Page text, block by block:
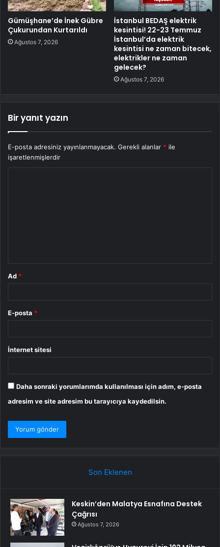
Gümüşhane’de İnek Gübre
Çukurundan Kurtarıldı
Ağustos 7, 2026
İstanbul BEDAŞ elektrik
kesintisi! 22-23 Temmuz
İstanbul’da elektrik
kesintisi ne zaman bitecek,
elektrikler ne zaman
gelecek?
Ağustos 7, 2026
Bir yanıt yazın
E-posta adresiniz yayınlanmayacak. Gerekli alanlar * ile
işaretlenmişlerdir
Ad *
E-posta *
İnternet sitesi
Daha sonraki yorumlarımda kullanılması için adım, e-posta
adresim ve site adresim bu tarayıcıya kaydedilsin.
Son Eklenen
Keskin’den Malatya Esnafına Destek
Çağrısı
Ağustos 7, 2026